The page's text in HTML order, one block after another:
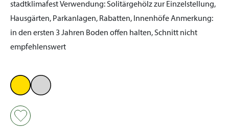
stadtklimafestVerwendung:Solitärgehölz zur Einzelstellung,
Hausgärten, Parkanlagen, Rabatten, InnenhöfeAnmerkung:
in den ersten 3 Jahren Boden offen halten, Schnitt nicht
empfehlenswert